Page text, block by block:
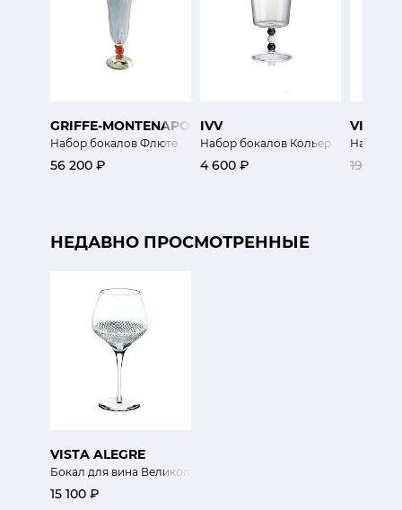
GRIFFE-MONTENAPOLEONE
Набор бокалов Флюте
56 200 ₽
IVV
Набор бокалов Кольер
4 600 ₽
VISTA
Набор
19 000
НЕДАВНО ПРОСМОТРЕННЫЕ
VISTA ALEGRE
Бокал для вина Великолепие
15 100 ₽